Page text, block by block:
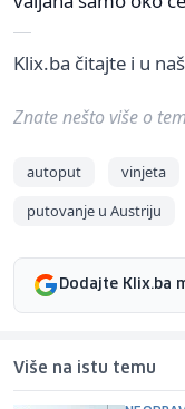
Klix.ba čitajte i u
Znate nešto više o
autoput vinjeta
putovanje u Austriju
Dodajte Klix.ba
Više na istu temu